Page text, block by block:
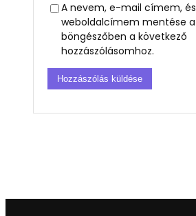
A nevem, e-mail címem, és
weboldalcímem mentése a
böngészőben a következő
hozzászólásomhoz.